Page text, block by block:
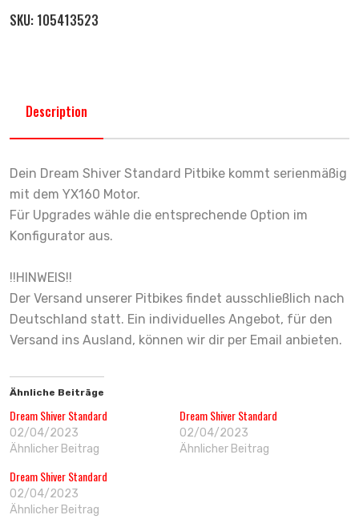
SKU: 105413523
Description
Dein Dream Shiver Standard Pitbike kommt serienmäßig
mit dem YX160 Motor.
Für Upgrades wähle die entsprechende Option im
Konfigurator aus.
!!HINWEIS!!
Der Versand unserer Pitbikes findet ausschließlich nach
Deutschland statt. Ein individuelles Angebot, für den
Versand ins Ausland, können wir dir per Email anbieten.
Ähnliche Beiträge
Dream Shiver Standard
02/04/2023
Ähnlicher Beitrag
Dream Shiver Standard
02/04/2023
Ähnlicher Beitrag
Dream Shiver Standard
02/04/2023
Ähnlicher Beitrag